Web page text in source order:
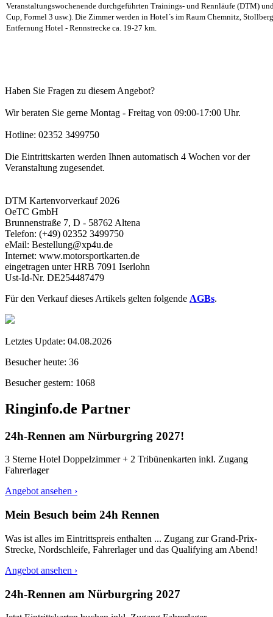
Veranstaltungswochenende durchgeführten Trainings- und Rennläufe (DTM)
Cup, Formel 3 usw.). Die Zimmer werden in Hotel´s im Raum Chemnitz,
Entfernung Hotel - Rennstrecke ca. 19-27 km.
Haben Sie Fragen zu diesem Angebot?
Wir beraten Sie gerne Montag - Freitag von 09:00-17:00 Uhr.
Hotline: 02352 3499750
Die Eintrittskarten werden Ihnen automatisch 4 Wochen vor der
Veranstaltung zugesendet.
DTM Kartenvorverkauf 2026
OeTC GmbH
Brunnenstraße 7, D - 58762 Altena
Telefon: (+49) 02352 3499750
eMail: Bestellung@xp4u.de
Internet: www.motorsportkarten.de
eingetragen unter HRB 7091 Iserlohn
Ust-Id-Nr. DE254487479
Für den Verkauf dieses Artikels gelten folgende AGBs.
Letztes Update: 04.08.2026
Besucher heute: 36
Besucher gestern: 1068
Ringinfo.de Partner
24h-Rennen am Nürburgring 2027!
3 Sterne Hotel Doppelzimmer + 2 Tribünenkarten inkl. Zugang
Fahrerlager
Angebot ansehen ›
Mein Besuch beim 24h Rennen
Was ist alles im Eintrittspreis enthalten ... Zugang zur Grand-Prix-
Strecke, Nordschleife, Fahrerlager und das Qualifying am Abend!
Angebot ansehen ›
24h-Rennen am Nürburgring 2027